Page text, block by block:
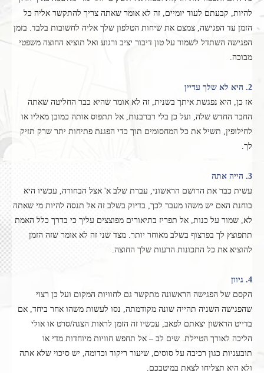
להיות, קבעתם לעוד יומיים, זה לא אומר שאתה צריך להתקשר אליה כל
הזמן עד הפגישה, צמצם את שיחות הטלפון שלך אליה לחשובות בלבד. בזמן
הפגישה השתדל לשמור על טון דיבור יציב ורגוע ואל תוציא החוצה משפטי
מבוכה.
2. היא לא שלך עדיין
אז כן, היא נפגשת איתך בשנית, זה לא אומר שהיא כבר החליטה שאתה
החבר החדש שלה, ועל כן בלי רברבנות, אל תתפוס אותה כמובן מאליו או
לחילופין, תשיל את כל המחסומים תוך כדי הפגנת פתיחות יתר שרק תזיק
לך.
3. הייה אתה
עשית כבר את הרושם הראשוני, עברת שלב א' אצל הבחורה, עכשיו היא
בוחנת האם יש משהו מעבר לכך, בדיוק בשלב זה אל תנסה להיות מי שאתה
לא, שמור על כנות, אל תפריז בתיאורים מפוצצים עליך כי בדרך כלל האמת
תתפוצץ לך בפרצוף בשלב מאוחר יותר. מצד שני זה לא אומר שזה הזמן
להוציא את כל התכונות הרעות שלך החוצה.
4. גיוון
הקסם של הפגישה הראשונה מתקשר גם לחוויות המקום ועל כן רצוי
שהפגישה השניה תהייה שונה מקודמתה, נסו לעשות משהו אחר ביחד, אם
בדייט הראשון יצאתם לפאב, עכשיו זה הזמן לראות הצגה/סרט או אולי
הליכה לאורך הטיילת. שים לב – אל תחפש חוויות מיוחדות מדי או
תובעניות כגון רכיבה על סוסים, שיעור ריקוד וכדומה, יש סיכוי שלא אתה
ולא היא תצליחו לצאת במיטבכם.